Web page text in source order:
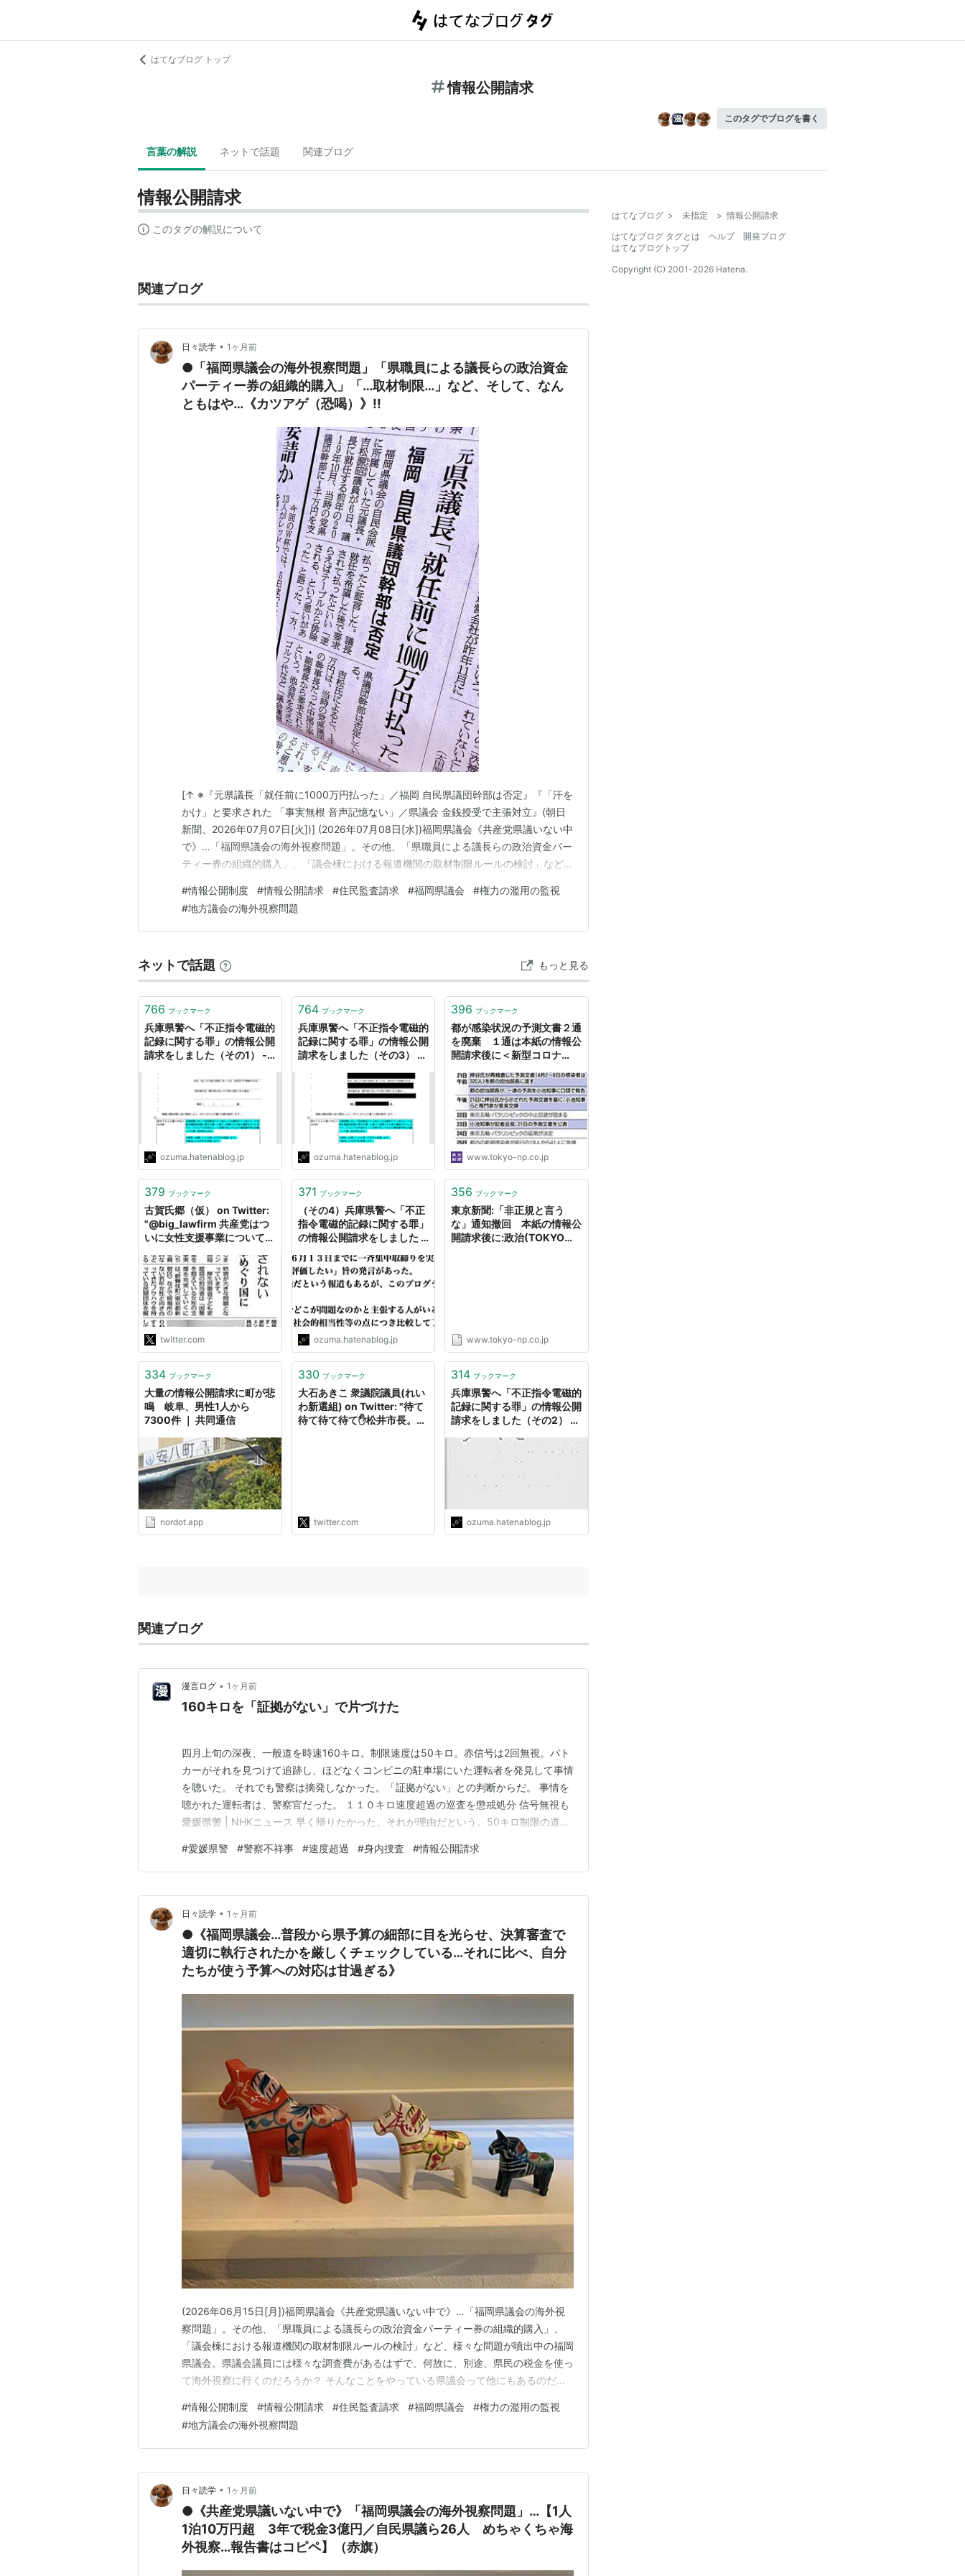
はてなブログ トップ
情報公開請求
このタグでブログを書く
言葉の解説 ネットで話題 関連ブログ
情報公開請求
このタグの解説について
関連ブログ
日々読学 • 1ヶ月前
●「福岡県議会の海外視察問題」「県職員による議長らの政治資金
パーティー券の組織的購入」「…取材制限…」など、そして、なん
ともはや…《カツアゲ（恐喝）》!!
[↑ ※『元県議長「就任前に1000万円払った」／福岡 自民県議団幹部は否定』『「汗を
かけ」と要求された 「事実無根 音声記憶ない」／県議会 金銭授受で主張対立』(朝日
新聞、2026年07月07日[火])] (2026年07月08日[水])福岡県議会《共産党県議いない中
で》…「福岡県議会の海外視察問題」。その他、「県職員による議長らの政治資金パー
ティー券の組織的購入」、「議会棟における報道機関の取材制限ルールの検討」など、
岡県議会、カルト協会とヅボヅボな「利権」「裏金」「脱税」党地方議員も酷いなぁ…
まだ、党の要職…
#情報公開制度 #情報公開請求 #住民監査請求 #福岡県議会 #権力の濫用の監視
#地方議会の海外視察問題
ネットで話題 もっと見る
766 ブックマーク
兵庫県警へ「不正指令電磁的
記録に関する罪」の情報公開
請求をしました（その1） -
ozuma.hatenablog.jp
764 ブックマーク
兵庫県警へ「不正指令電磁的
記録に関する罪」の情報公開
請求をしました（その3） -
ozuma.hatenablog.jp
396 ブックマーク
都が感染状況の予測文書２通
を廃棄 １通は本紙の情報公
開請求後に＜新型コロナ
www.tokyo-np.co.jp
379 ブックマーク
古賀氏郷（仮） on Twitter:
"@big_lawfirm 共産党はつ
いに女性支援事業について、
を非公開にしろと内閣府に要
求してきましたよ。 今日の
しんぶん赤旗のP15です。
https://t.co/9MOGptRtpS"
twitter.com
371 ブックマーク
（その4）兵庫県警へ「不正
指令電磁的記録に関する罪」
の情報公開請求をしました -
ozuma.hatenablog.jp
356 ブックマーク
東京新聞:「非正規と言う
な」通知撤回 本紙の情報公
開請求後に:政治(TOKYO
www.tokyo-np.co.jp
334 ブックマーク
大量の情報公開請求に町が悲
鳴 岐阜、男性1人から
7300件 ｜ 共同通信
nordot.app
330 ブックマーク
大石あきこ 衆議院議員(れい
わ新選組) on Twitter: "待て
待て待て待て✋松井市長。
https://t.co/FskfzSQNyZ"
twitter.com
314 ブックマーク
兵庫県警へ「不正指令電磁的
記録に関する罪」の情報公開
請求をしました（その2） -
ozuma.hatenablog.jp
関連ブログ
漫言ログ • 1ヶ月前
160キロを「証拠がない」で片づけた
四月上旬の深夜、一般道を時速160キロ。制限速度は50キロ。赤信号は2回無視。パト
カーがそれを見つけて追跡し、ほどなくコンビニの駐車場にいた運転者を発見して事情
を聴いた。 それでも警察は摘発しなかった。「証拠がない」との判断からだ。 事情を
聴かれた運転者は、警察官だった。 １１０キロ速度超過の巡査を懲戒処分 信号無視も
愛媛県警 | NHKニュース 早く帰りたかった。それが理由だという。50キロ制限の道を
死ぬ速度だ。深夜で誰も歩いていなかったから、これは交通違反として処理されてい
る。 110キロの速度超過は、反則金…
#愛媛県警 #警察不祥事 #速度超過 #身内捜査 #情報公開請求
日々読学 • 1ヶ月前
●《福岡県議会…普段から県予算の細部に目を光らせ、決算審査で
適切に執行されたかを厳しくチェックしている…それに比べ、自分
たちが使う予算への対応は甘過ぎる》
(2026年06月15日[月])福岡県議会《共産党県議いない中で》…「福岡県議会の海外視
察問題」。その他、「県職員による議長らの政治資金パーティー券の組織的購入」、
「議会棟における報道機関の取材制限ルールの検討」など、様々な問題が噴出中の福岡
県議会。県議会議員には様々な調査費があるはずで、何故に、別途、県民の税金を使っ
て海外視察に行くのだろうか？ そんなことをやっている県議会って他にもあるのだろ
「脱税」党の皆さんは、視察の成果について報告したのだろうか？ 再々度、神保哲生
さんのビデオニュースドットコムの記事【福岡県議…
#情報公開制度 #情報公開請求 #住民監査請求 #福岡県議会 #権力の濫用の監視
#地方議会の海外視察問題
日々読学 • 1ヶ月前
●《共産党県議いない中で》「福岡県議会の海外視察問題」…【1人
1泊10万円超 3年で税金3億円／自民県議ら26人 めちゃくちゃ海
外視察…報告書はコピペ】（赤旗）
はてなブログ > 未指定 > 情報公開請求
はてなブログ タグとは
ヘルプ
開発ブログ
はてなブログトップ
Copyright (C) 2001-2026 Hatena.